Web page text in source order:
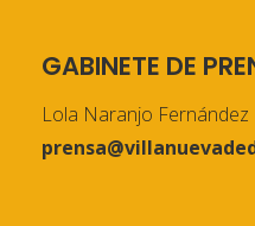
GABINETE DE
Lola Naranjo Fernández